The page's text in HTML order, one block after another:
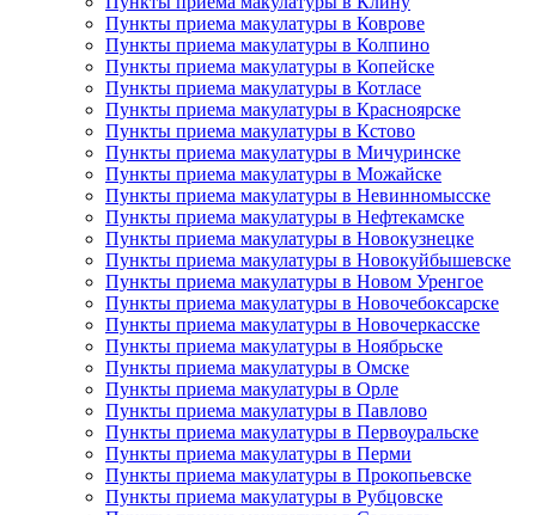
Пункты приема макулатуры в Коврове
Пункты приема макулатуры в Колпино
Пункты приема макулатуры в Копейске
Пункты приема макулатуры в Котласе
Пункты приема макулатуры в Красноярске
Пункты приема макулатуры в Кстово
Пункты приема макулатуры в Мичуринске
Пункты приема макулатуры в Можайске
Пункты приема макулатуры в Невинномысске
Пункты приема макулатуры в Нефтекамске
Пункты приема макулатуры в Новокузнецке
Пункты приема макулатуры в Новокуйбышевске
Пункты приема макулатуры в Новом Уренгое
Пункты приема макулатуры в Новочебоксарске
Пункты приема макулатуры в Новочеркасске
Пункты приема макулатуры в Ноябрьске
Пункты приема макулатуры в Омске
Пункты приема макулатуры в Орле
Пункты приема макулатуры в Павлово
Пункты приема макулатуры в Первоуральске
Пункты приема макулатуры в Перми
Пункты приема макулатуры в Прокопьевске
Пункты приема макулатуры в Рубцовске